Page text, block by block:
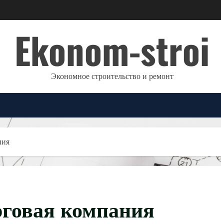
Ekonom-stroi
Экономное строительство и ремонт
компания